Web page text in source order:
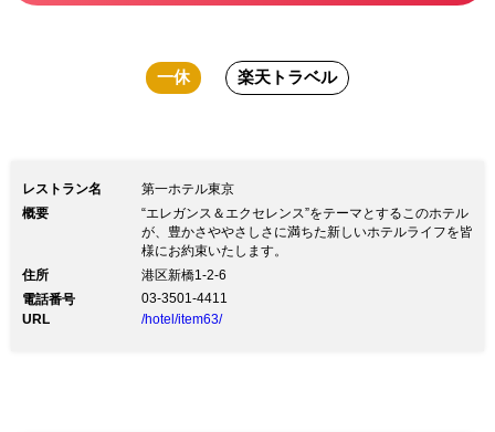
一休 楽天トラベル
レストラン名
第一ホテル東京
概要
“エレガンス＆エクセレンス”をテーマとするこのホテル
が、豊かさややさしさに満ちた新しいホテルライフを皆
様にお約束いたします。
住所
港区新橋1-2-6
電話番号
03-3501-4411
URL
/hotel/item63/